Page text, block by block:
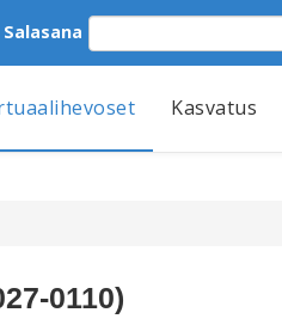
Salasana
Kasvatus
0110)